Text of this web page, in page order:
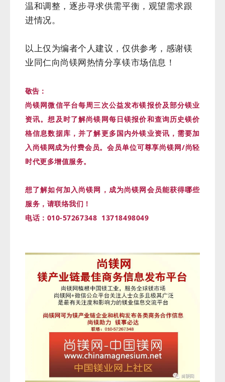
温和调整，逐步寻求供需平衡，观望需求跟
进情况。
以上仅为编者个人建议，仅供参考，感谢镁
业同仁向尚镁网热情分享镁市场信息！
敬告：
尚镁网微信平台每周三次公益发布镁报价及部分镁业
资讯。想及时了解尚镁网每日镁报价和查询历史镁价
格信息数据库，并了解更多国内外镁业资讯，需要加
入尚镁网成为付费会员。会员单位可尊享尚镁网/尚轻
时代更多增值服务。
想了解如何加入尚镁网，成为尚镁网会员能获得哪些
服务，请联络我们！
电话：010-57267348 13718498049